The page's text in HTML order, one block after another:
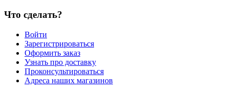
Что сделать?
Войти
Зарегистрироваться
Оформить заказ
Узнать про доставку
Проконсультироваться
Адреса наших магазинов